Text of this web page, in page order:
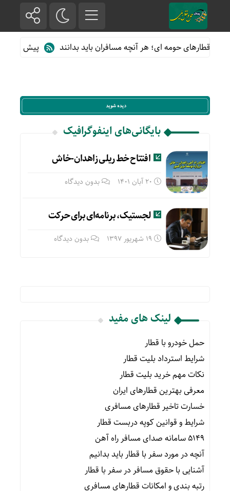
از قطارهای حومه ای؛ هر آنچه مسافران باید بدانند پیش فروش
بایگانی‌های اینفوگرافیک
افتتاح خط ریلی زاهدان-خاش
20 آبان 1401 بدون دیدگاه
لجستیک، برنامه‌ای برای حرکت
19 شهریور 1397 بدون دیدگاه
لینک های مفید
حمل خودرو با قطار
شرایط استرداد بلیت قطار
نکات مهم خرید بلیت قطار
معرفی بهترین قطارهای ایران
خسارت تاخیر قطارهای مسافری
شرایط و قوانین کوپه دربست قطار
۵۱۴۹ سامانه صدای مسافر راه آهن
آنچه در مورد سفر با قطار باید بدانیم
آشنایی با حقوق مسافر در سفر با قطار
رتبه بندی و امکانات قطارهای مسافری